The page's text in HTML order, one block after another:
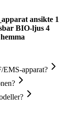
ansikte 1
BIO-ljus 4
EMS-apparat?